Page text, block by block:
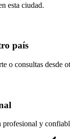
esta ciudad.
país
o consultas desde
profesional y